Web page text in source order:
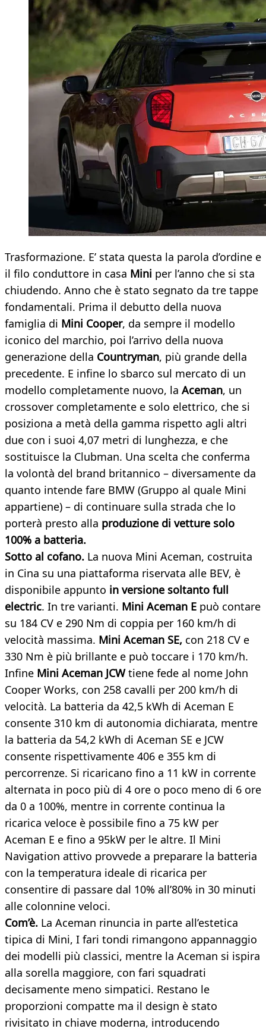
Trasformazione. E’ stata questa la parola d’ordine e
il filo conduttore in casa Mini per l’anno che si sta
chiudendo. Anno che è stato segnato da tre tappe
fondamentali. Prima il debutto della nuova
famiglia di Mini Cooper, da sempre il modello
iconico del marchio, poi l’arrivo della nuova
generazione della Countryman, più grande della
precedente. E infine lo sbarco sul mercato di un
modello completamente nuovo, la Aceman, un
crossover completamente e solo elettrico, che si
posiziona a metà della gamma rispetto agli altri
due con i suoi 4,07 metri di lunghezza, e che
sostituisce la Clubman. Una scelta che conferma
la volontà del brand britannico – diversamente da
quanto intende fare BMW (Gruppo al quale Mini
appartiene) – di continuare sulla strada che lo
porterà presto alla produzione di vetture solo
100% a batteria.
Sotto al cofano. La nuova Mini Aceman, costruita
in Cina su una piattaforma riservata alle BEV, è
disponibile appunto in versione soltanto full
electric. In tre varianti. Mini Aceman E può contare
su 184 CV e 290 Nm di coppia per 160 km/h di
velocità massima. Mini Aceman SE, con 218 CV e
330 Nm è più brillante e può toccare i 170 km/h.
Infine Mini Aceman JCWtiene fede al nome John
Cooper Works, con 258 cavalli per 200 km/h di
velocità. La batteria da 42,5 kWh di Aceman E
consente 310 km di autonomia dichiarata, mentre
la batteria da 54,2 kWh di Aceman SE e JCW
consente rispettivamente 406 e 355 km di
percorrenze. Si ricaricano fino a 11 kW in corrente
alternata in poco più di 4 ore o poco meno di 6 ore
da 0 a 100%, mentre in corrente continua la
ricarica veloce è possibile fino a 75 kW per
Aceman E e fino a 95kW per le altre. Il Mini
Navigation attivo provvede a preparare la batteria
con la temperatura ideale di ricarica per
consentire di passare dal 10% all’80% in 30 minuti
alle colonnine veloci.
Com’è. La Aceman rinuncia in parte all’estetica
tipica di Mini, I fari tondi rimangono appannaggio
dei modelli più classici, mentre la Aceman si ispira
alla sorella maggiore, con fari squadrati
decisamente meno simpatici. Restano le
proporzioni compatte ma il design è stato
rivisitato in chiave moderna, introducendo